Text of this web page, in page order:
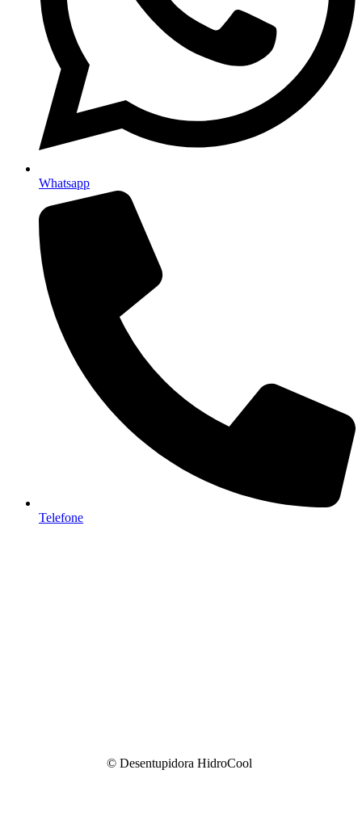
Whatsapp
Telefone
© Desentupidora HidroCool